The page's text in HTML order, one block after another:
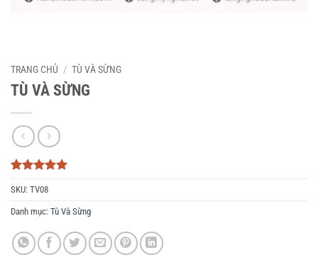
TRANG CHỦ / TÙ VÀ SỪNG
TÙ VÀ SỪNG
5trên 5
dựa trên
3
đánh giá
SKU: TV08
Danh mục: Tù Và Sừng